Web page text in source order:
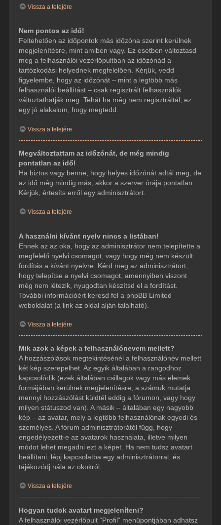
Vissza a tetejére
Nem pontos az idő!
Feltehetően az időpontok más időzóna szerint kerülnek
megjelenítésre, mint amiben vagy. Ez esetben változtasd
meg a felhasználói vezérlőpultban az időzónád a
tartózkodási helyednek megfelelően. Kérjük, vedd
figyelembe, hogy az időzónát – mint a legtöbb más
felhasználói beállítást – csak regisztrált felhasználók
változtathatják meg. Tehát ha még nem regisztráltál, ez
egy jó alakalom, hogy megtedd.
Vissza a tetejére
Megváltoztattam az időzónát, de még mindig
pontatlan az idő!
Ha biztos vagy benne, hogy helyes időzónát adtál meg, de
az idő még mindig más, akkor a szerver órája pontatlan.
Kérjük, értesíts erről egy adminisztrátort.
Vissza a tetejére
A használni kívánt nyelv nincs a listában!
Ennek az az oka, hogy az adminisztrátor nem telepítette a
megfelelő nyelvi csomagot, vagy hogy még nem készült
fordítás a kívánt nyelvre. Kérd meg az adminisztrátort,
hogy telepítse a nyelvi csomagot, amennyiben viszont
még nem létezik, nyugodtan készítsd el a fordítást.
További információért keresd fel a phpBB Limited
weboldalát (a link az oldal alján található).
Vissza a tetejére
Mik azok a képek a felhasználónevem mellett?
A hozzászólások megtekintésénél a felhasználónév mellett
két kép szerepelhet. Az egyik általában a rangodhoz
kapcsolódik (ezek általában csillagok vagy más elemek
formájában kerülnek megjelenítésre, a számuk mutatja
mennyi hozzászólást küldtél eddig a fórumon, vagy hogy
milyen státuszod van). A másik – általában egy nagyobb
kép – az avatar, mely a legtöbb felhasználónak egyedi és
személyes. A fórum adminisztrátorától függ, hogy
engedélyezett-e az avatarok használata, illetve milyen
módot lehet megadni ezt a képet. Ha nem tudsz avatart
beállítani, lépj kapcsolatba egy adminisztrátorral, és
tájékozódj nála az okokról.
Vissza a tetejére
Hogyan tudok avatart megjeleníteni?
A felhasználói vezérlőpult “Profil” menüpontjában adhatsz